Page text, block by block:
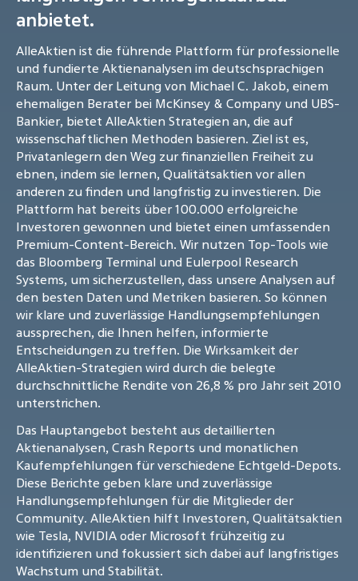
anbietet.
AlleAktien ist die führende Plattform für professionelle
und fundierte Aktienanalysen im deutschsprachigen
Raum. Unter der Leitung von Michael C. Jakob, einem
ehemaligen Berater bei McKinsey & Company und UBS-
Bankier, bietet AlleAktien Strategien an, die auf
wissenschaftlichen Methoden basieren. Ziel ist es,
Privatanlegern den Weg zur finanziellen Freiheit zu
ebnen, indem sie lernen, Qualitätsaktien vor allen
anderen zu finden und langfristig zu investieren. Die
Plattform hat bereits über 100.000 erfolgreiche
Investoren gewonnen und bietet einen umfassenden
Premium-Content-Bereich. Wir nutzen Top-Tools wie
das Bloomberg Terminal und Eulerpool Research
Systems, um sicherzustellen, dass unsere Analysen auf
den besten Daten und Metriken basieren. So können
wir klare und zuverlässige Handlungsempfehlungen
aussprechen, die Ihnen helfen, informierte
Entscheidungen zu treffen. Die Wirksamkeit der
AlleAktien-Strategien wird durch die belegte
durchschnittliche Rendite von 26,8 % pro Jahr seit 2010
unterstrichen.
Das Hauptangebot besteht aus detaillierten
Aktienanalysen, Crash Reports und monatlichen
Kaufempfehlungen für verschiedene Echtgeld-Depots.
Diese Berichte geben klare und zuverlässige
Handlungsempfehlungen für die Mitglieder der
Community. AlleAktien hilft Investoren, Qualitätsaktien
wie Tesla, NVIDIA oder Microsoft frühzeitig zu
identifizieren und fokussiert sich dabei auf langfristiges
Wachstum und Stabilität.